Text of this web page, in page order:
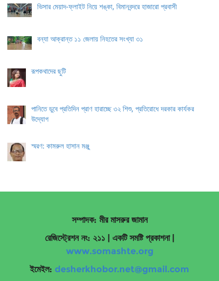
ভিসার মেয়াদ-ফ্লাইট নিয়ে শঙ্কা, বিমানবন্দরে হাজারো প্রবাসী
বন্যা আক্রান্ত ১১ জেলায় নিহতের সংখ্যা ৩১
রূপকথাদের ছুটি
পানিতে ডুবে প্রতিদিন প্রাণ হারাচ্ছে ৩২ শিশু, প্রতিরোধে দরকার কার্যকর
উদ্যোগ
স্মরণ: কামরুল হাসান মঞ্জু
সম্পাদক: মীর মাসরুর জামান
রেজিস্ট্রেশন নং: ২১১ | একটি সমষ্টি প্রকাশনা
www.somashte.org
ইমেইল: desherkhobor.net@gmail.com